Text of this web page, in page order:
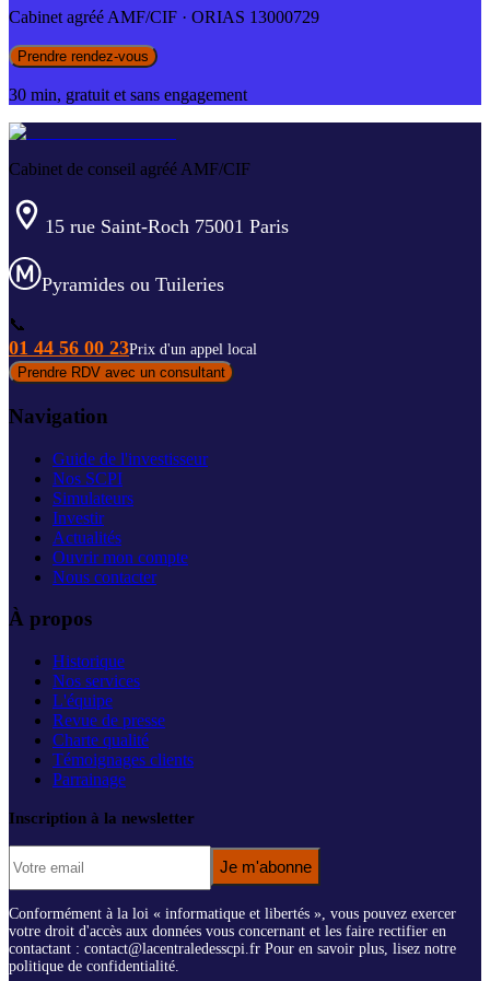
Cabinet agréé AMF/CIF · ORIAS 13000729
Prendre rendez-vous
30 min, gratuit et sans engagement
Cabinet de conseil agréé AMF/CIF
15 rue Saint-Roch 75001 Paris
Pyramides ou Tuileries
📞
01 44 56 00 23Prix d'un appel local
Prendre RDV avec un consultant
Navigation
Guide de l'investisseur
Nos SCPI
Simulateurs
Investir
Actualités
Ouvrir mon compte
Nous contacter
À propos
Historique
Nos services
L'équipe
Revue de presse
Charte qualité
Témoignages clients
Parrainage
Inscription à la newsletter
Je m'abonne
Conformément à la loi « informatique et libertés », vous pouvez exercer
votre droit d'accès aux données vous concernant et les faire rectifier en
contactant : contact@lacentraledesscpi.fr Pour en savoir plus, lisez notre
politique de confidentialité.